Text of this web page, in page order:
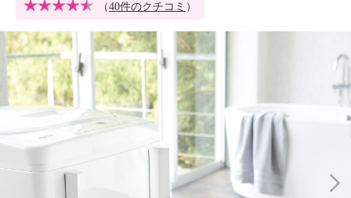
（40件のクチコミ ）